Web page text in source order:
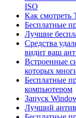
ISO
Как смотреть
Бесплатные
Лучшие
Средства
видит ваш
Встроенные
которых
Бесплатные
компьютером
Запуск
Лучший